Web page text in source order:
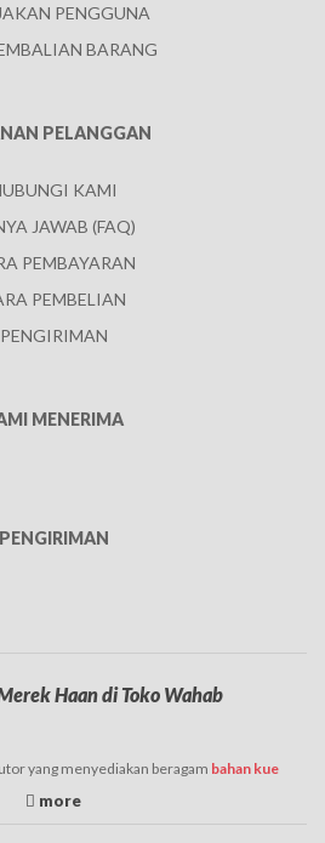
PENGGUNA
BARANG
PELANGGAN
KAMI
JAWAB (FAQ)
PEMBAYARAN
PEMBELIAN
PENGIRIMAN
MENERIMA
PENGIRIMAN
Haan di Toko Wahab
yang menyediakan beragam bahan kue
membeli secara online juga